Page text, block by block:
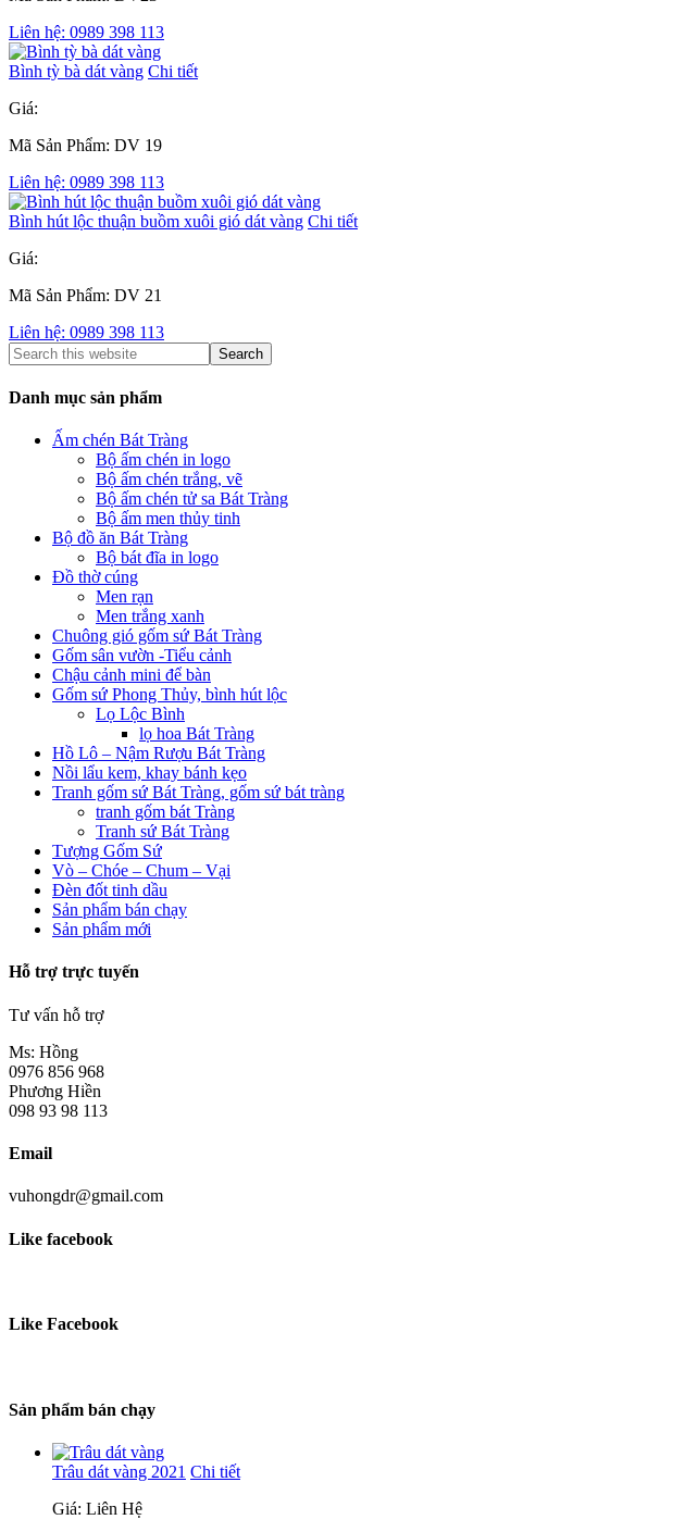
Liên hệ: 0989 398 113
Bình tỳ bà dát vàng Chi tiết
Giá:
Mã Sản Phẩm: DV 19
Liên hệ: 0989 398 113
Bình hút lộc thuận buồm xuôi gió dát vàng Chi tiết
Giá:
Mã Sản Phẩm: DV 21
Liên hệ: 0989 398 113
Danh mục sản phẩm
Ấm chén Bát Tràng
Bộ ấm chén in logo
Bộ ấm chén trắng, vẽ
Bộ ấm chén tử sa Bát Tràng
Bộ ấm men thủy tinh
Bộ đồ ăn Bát Tràng
Bộ bát đĩa in logo
Đồ thờ cúng
Men rạn
Men trắng xanh
Chuông gió gốm sứ Bát Tràng
Gốm sân vườn -Tiểu cảnh
Chậu cảnh mini để bàn
Gốm sứ Phong Thủy, bình hút lộc
Lọ Lộc Bình
lọ hoa Bát Tràng
Hồ Lô – Nậm Rượu Bát Tràng
Nồi lẩu kem, khay bánh kẹo
Tranh gốm sứ Bát Tràng, gốm sứ bát tràng
tranh gốm bát Tràng
Tranh sứ Bát Tràng
Tượng Gốm Sứ
Vò – Chóe – Chum – Vại
Đèn đốt tinh dầu
Sản phẩm bán chạy
Sản phẩm mới
Hỗ trợ trực tuyến
Tư vấn hỗ trợ
Ms: Hồng
0976 856 968
Phương Hiền
098 93 98 113
Email
vuhongdr@gmail.com
Like facebook
Like Facebook
Sản phẩm bán chạy
Trâu dát vàng 2021 Chi tiết
Giá: Liên Hệ